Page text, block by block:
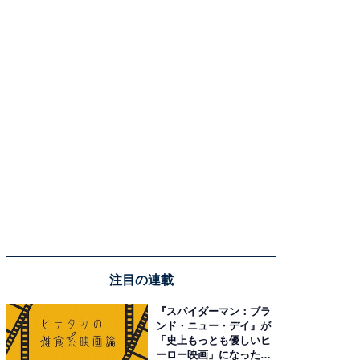
注目の連載
『スパイダーマン：ブラ
ンド・ニュー・デイ』が
「史上もっとも優しいヒ
ーロー映画」になった理